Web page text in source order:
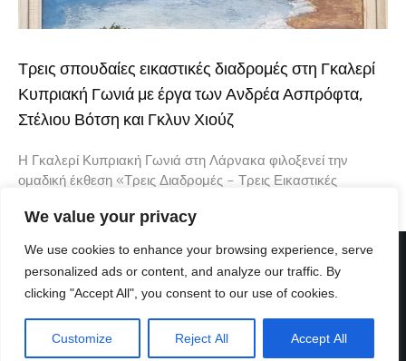
We value your privacy
We use cookies to enhance your browsing experience, serve
personalized ads or content, and analyze our traffic. By
clicking "Accept All", you consent to our use of cookies.
Customize Reject All Accept All
Τρεις σπουδαίες εικαστικές διαδρομές στη Γκαλερί
Κυπριακή Γωνιά με έργα των Ανδρέα Ασπρόφτα,
Στέλιου Βότση και Γκλυν Χιούζ
Η Γκαλερί Κυπριακή Γωνιά στη Λάρνακα φιλοξενεί την
ομαδική έκθεση «Τρεις Διαδρομές – Τρεις Εικαστικές
κοντά τρεις δημιουργούς με διαφορετική καλλιτεχνική